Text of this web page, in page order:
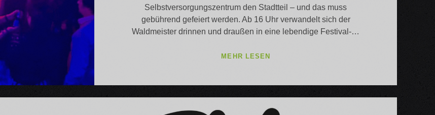
Selbstversorgungszentrum den Stadtteil – und das muss
gebührend gefeiert werden. Ab 16 Uhr verwandelt sich der
Waldmeister drinnen und draußen in eine lebendige Festival-…
MEHR LESENWALDMEISTER